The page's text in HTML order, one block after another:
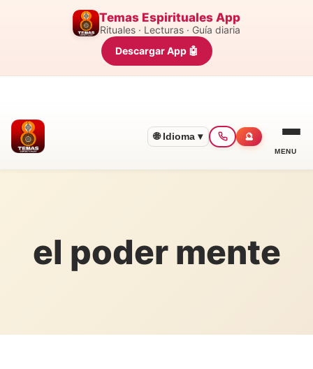
Temas Espirituales App
Rituales · Lecturas · Guía diaria
Descargar App 🤖
🌐 Idioma ▾ 🔮
MENU
el poder mente